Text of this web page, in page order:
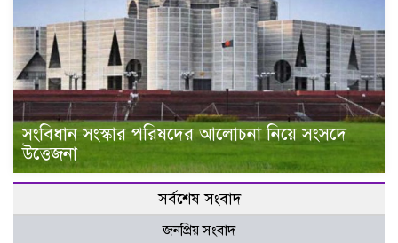
সংবিধান সংস্কার পরিষদের আলোচনা নিয়ে সংসদে
উত্তেজনা
সর্বশেষ সংবাদ
জনপ্রিয় সংবাদ